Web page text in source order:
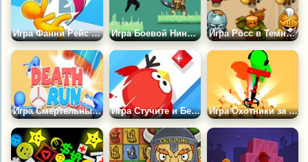
Игра Фанни Рейс 3Д 2019 Игра Боевой Ниндзя Игра Росс в Темноте
Игра Смертельный Забег Игра Стучите и Бегите Игра Охотники за Сокровищами 2